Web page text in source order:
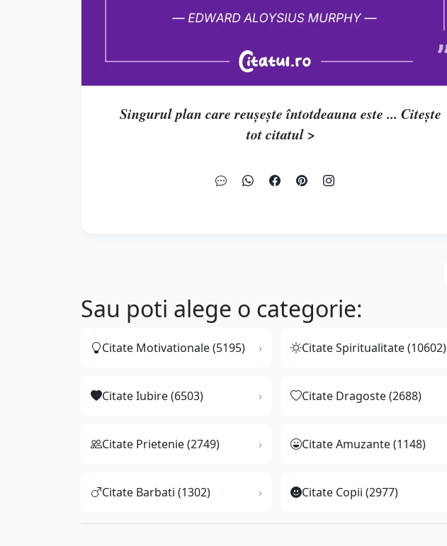
Singurul plan care reușește întotdeauna este ... Citește
tot citatul >
Sau poti alege o categorie:
Citate Motivationale (5195) Citate Spiritualitate (10602)
Citate Iubire (6503) Citate Dragoste (2688)
Citate Prietenie (2749) Citate Amuzante (1148)
Citate Barbati (1302) Citate Copii (2977)